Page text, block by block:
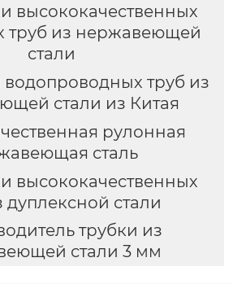
высококачественных
труб из нержавеющей
стали
труб из
стали из Китая
рулонная
сталь
высококачественных
дуплексной стали
трубки из
стали 3 мм